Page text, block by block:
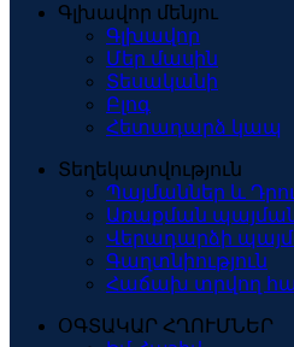
Գլխավոր մենյու
Գլխավոր
Մեր մասին
Տեսականի
Բլոգ
Հետադարձ կապ
Տեղեկատվություն
Պայմաններ և
Առաքման
Վերադարձի
Գաղտնիություն
Հաճախ տրվող
ՕԳՏԱԿԱՐ ՀՂՈՒՄՆԵՐ